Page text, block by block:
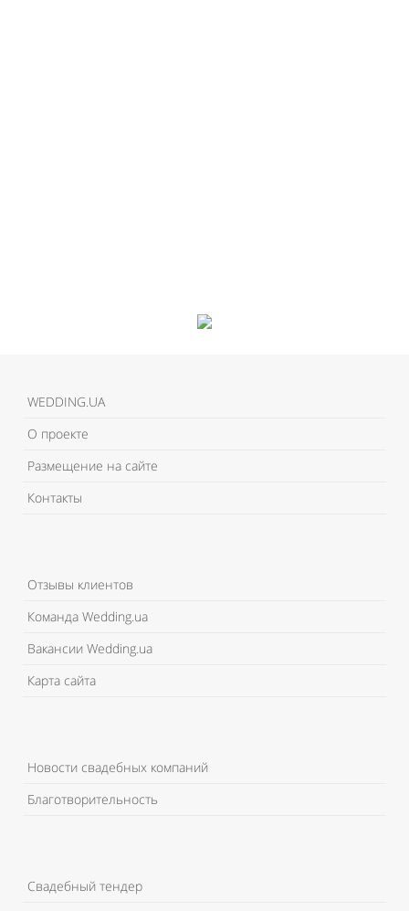
WEDDING.UA
О проекте
Размещение на сайте
Контакты
Отзывы клиентов
Команда Wedding.ua
Вакансии Wedding.ua
Карта сайта
Новости свадебных компаний
Благотворительность
Свадебный тендер